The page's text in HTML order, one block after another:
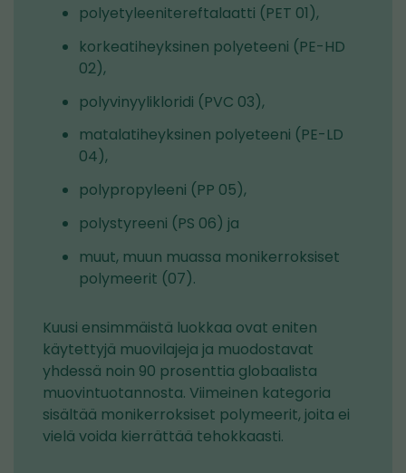
polyetyleenitereftalaatti (PET 01),
korkeatiheyksinen polyeteeni (PE-HD
02),
polyvinyylikloridi (PVC 03),
matalatiheyksinen polyeteeni (PE-LD
04),
polypropyleeni (PP 05),
polystyreeni (PS 06) ja
muut, muun muassa monikerroksiset
polymeerit (07).
Kuusi ensimmäistä luokkaa ovat eniten
käytettyjä muovilajeja ja muodostavat
yhdessä noin 90 prosenttia globaalista
muovintuotannosta. Viimeinen kategoria
sisältää monikerroksiset polymeerit, joita ei
vielä voida kierrättää tehokkaasti.